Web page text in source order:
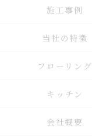
施工事例
当社の特徴
フローリング
キッチン
会社概要